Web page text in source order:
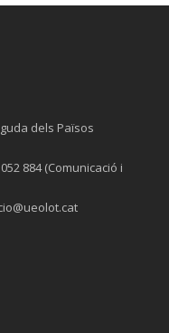
dels Països
884 (Comunicació i